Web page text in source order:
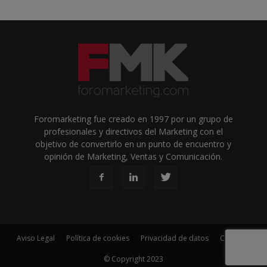
Foromarketing fue creado en 1997 por un grupo de
profesionales y directivos del Marketing con el
objetivo de convertirlo en un punto de encuentro y
opinión de Marketing, Ventas y Comunicación.
Aviso Legal Política de cookies Privacidad de datos Contacto
© Copyright 2023